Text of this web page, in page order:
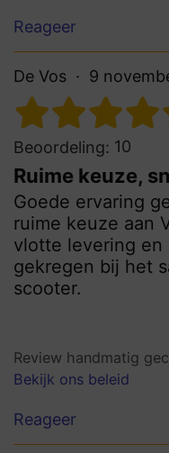
Reageer
De Vos 9
Beoordeling: 10
Ruime keuze,
Goede ervaring
ruime keuze aan
vlotte levering en
gekregen bij het
scooter.
Review handmatig
Bekijk ons beleid
Reageer